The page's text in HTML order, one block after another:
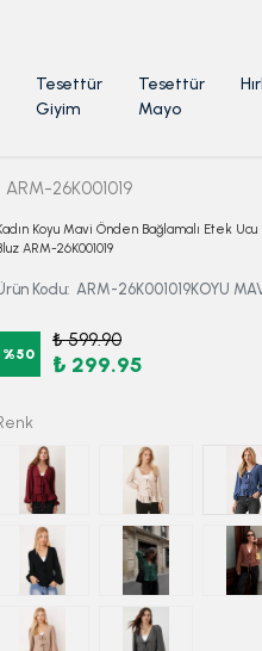
Tesettür
Giyim
Tesettür
Mayo
26K001019
Koyu Mavi Önden Bağlamalı Etek Ucu
ARM-26K001019
Kodu: ARM-26K001019KOYU
%50
₺ 599.90
₺ 299.95